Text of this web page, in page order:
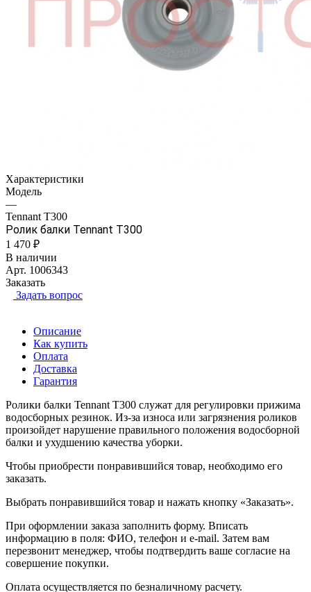
Характеристики
Модель
—
Tennant Т300
Ролик балки Tennant Т300
1 470 ₽
В наличии
Арт. 1006343
Заказать
Задать вопрос
Описание
Как купить
Оплата
Доставка
Гарантия
Ролики балки Tennant Т300 служат для регулировки прижима
водосборных резинок. Из-за износа или загрязнения роликов
произойдет нарушение правильного положения водосборной
балки и ухудшению качества уборки.
Чтобы приобрести понравившийся товар, необходимо его
заказать.
Выбрать понравившийся товар и нажать кнопку «Заказать».
При оформлении заказа заполнить форму. Вписать
информацию в поля: ФИО, телефон и e-mail. Затем вам
перезвонит менеджер, чтобы подтвердить ваше согласие на
совершение покупки.
Оплата осуществляется по безналичному расчету.